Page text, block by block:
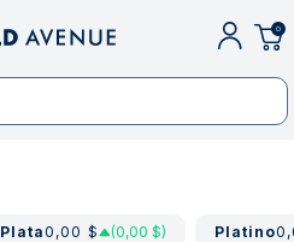
0
Plata0,00 $ (0,00 $) Platino